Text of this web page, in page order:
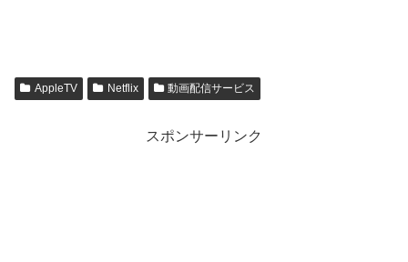
AppleTV Netflix 動画配信サービス
スポンサーリンク